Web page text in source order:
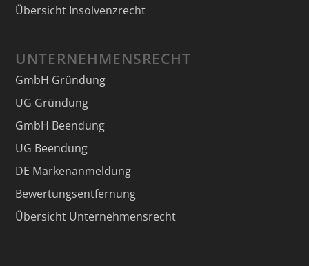
Übersicht Insolvenzrecht
UNTERNEHMENSRECHT
GmbH Gründung
UG Gründung
GmbH Beendung
UG Beendung
DE Markenanmeldung
Bewertungsentfernung
Übersicht Unternehmensrecht